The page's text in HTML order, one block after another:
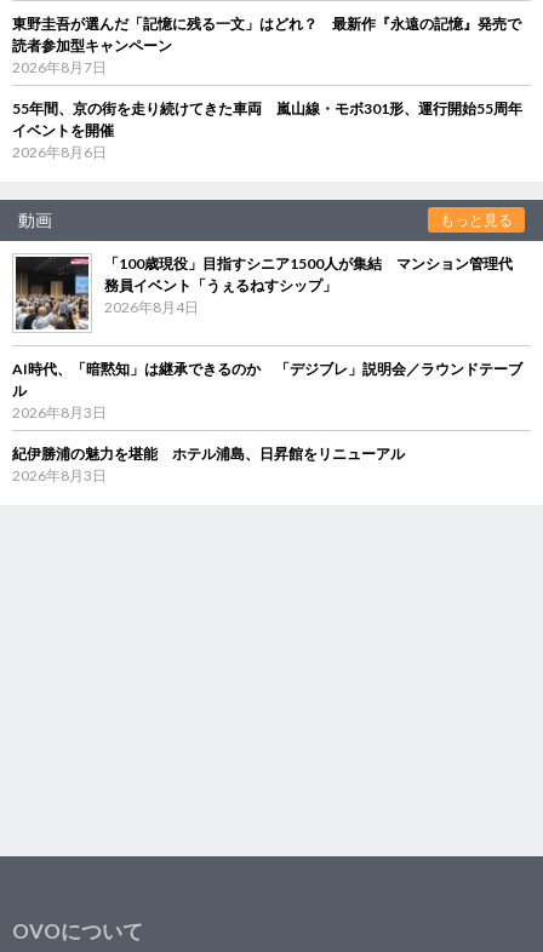
東野圭吾が選んだ「記憶に残る一文」はどれ？ 最新作『永遠の記憶』発売で
読者参加型キャンペーン
2026年8月7日
55年間、京の街を走り続けてきた車両 嵐山線・モボ301形、運行開始55周年
イベントを開催
2026年8月6日
動画 もっと見る
「100歳現役」目指すシニア1500人が集結 マンション管理代
務員イベント「うぇるねすシップ」
2026年8月4日
AI時代、「暗黙知」は継承できるのか 「デジブレ」説明会／ラウンドテーブ
ル
2026年8月3日
紀伊勝浦の魅力を堪能 ホテル浦島、日昇館をリニューアル
2026年8月3日
OVOについて